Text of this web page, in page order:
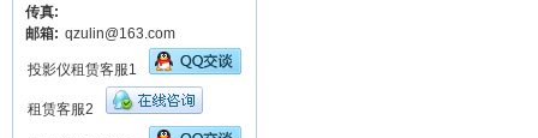
传真:
邮箱: qzulin@163.com
投影仪租赁客服1
租赁客服2